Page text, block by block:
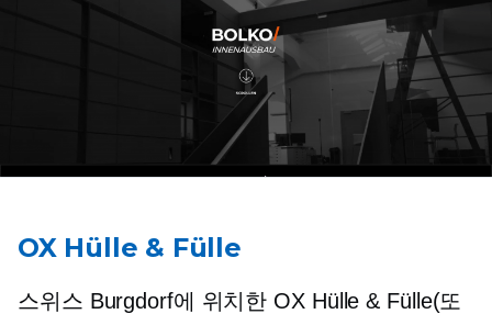
OX Hülle & Fülle
스위스 Burgdorf에 위치한 OX Hülle & Fülle(또